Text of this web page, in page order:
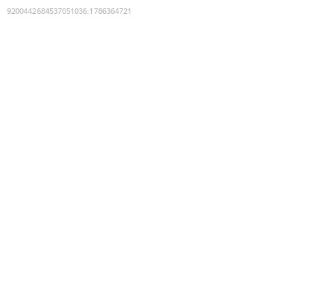
9200442684537051036:1786364721